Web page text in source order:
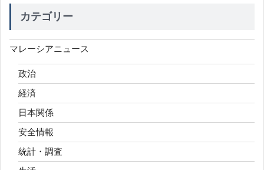
カテゴリー
マレーシアニュース
政治
経済
日本関係
安全情報
統計・調査